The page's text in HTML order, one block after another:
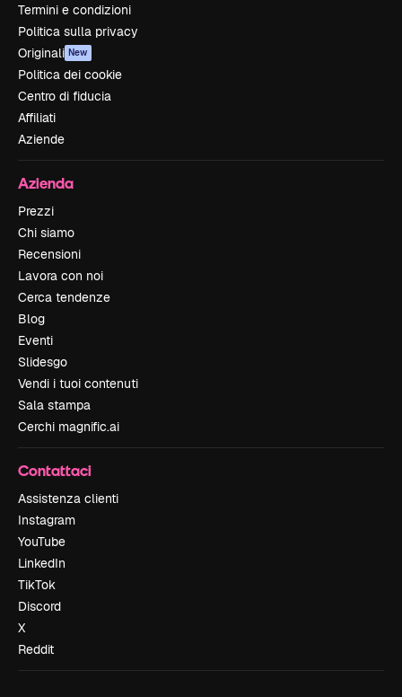
Termini e condizioni
Politica sulla privacy
Originali New
Politica dei cookie
Centro di fiducia
Affiliati
Aziende
Azienda
Prezzi
Chi siamo
Recensioni
Lavora con noi
Cerca tendenze
Blog
Eventi
Slidesgo
Vendi i tuoi contenuti
Sala stampa
Cerchi magnific.ai
Contattaci
Assistenza clienti
Instagram
YouTube
LinkedIn
TikTok
Discord
X
Reddit